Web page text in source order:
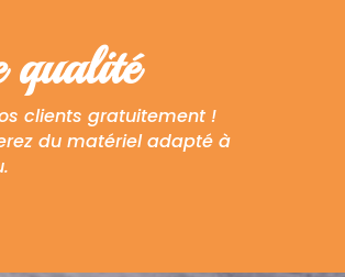
qualité
clients gratuitement !
du matériel adapté à